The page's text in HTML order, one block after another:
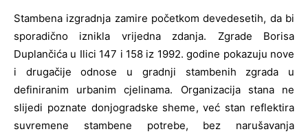
Stambena izgradnja zamire početkom devedesetih, da bi
sporadično iznikla vrijedna zdanja. Zgrade Borisa
Duplančića u Ilici 147 i 158 iz 1992. godine pokazuju nove
i drugačije odnose u gradnji stambenih zgrada u
definiranim urbanim cjelinama. Organizacija stana ne
slijedi poznate donjogradske sheme, već stan reflektira
suvremene stambene potrebe, bez narušavanja